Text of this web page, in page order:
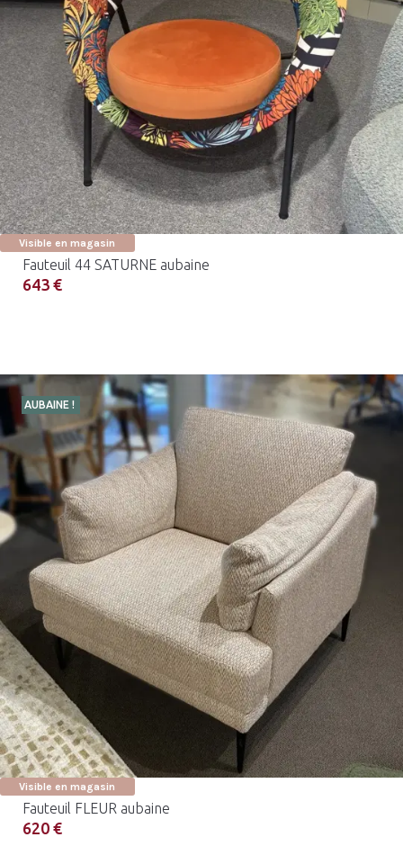
Visible en magasin
Fauteuil 44 SATURNE aubaine
643 €
AUBAINE !
Visible en magasin
Fauteuil FLEUR aubaine
620 €